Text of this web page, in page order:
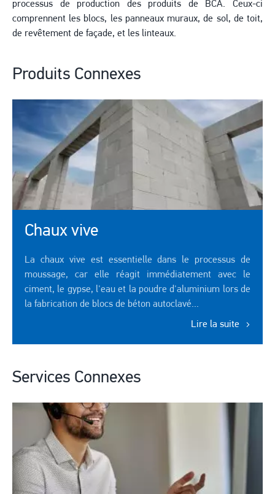
processus de production des produits de BCA. Ceux-ci
comprennent les blocs, les panneaux muraux, de sol, de toit,
de revêtement de façade, et les linteaux.
Produits Connexes
Chaux vive
La chaux vive est essentielle dans le processus de
moussage, car elle réagit immédiatement avec le
ciment, le gypse, l'eau et la poudre d'aluminium lors de
la fabrication de blocs de béton autoclavé...
Lire la suite
Services Connexes